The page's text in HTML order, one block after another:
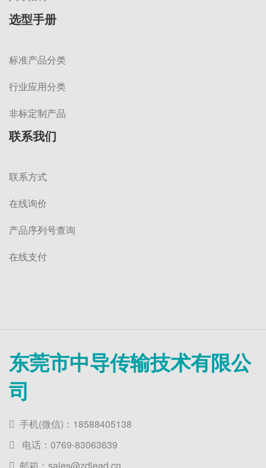
选型手册
标准产品分类
行业应用分类
非标定制产品
联系我们
联系方式
在线询价
产品序列号查询
在线支付
东莞市中导传输技术有限公
司
手机(微信)：18588405138
电话：0769-83063639